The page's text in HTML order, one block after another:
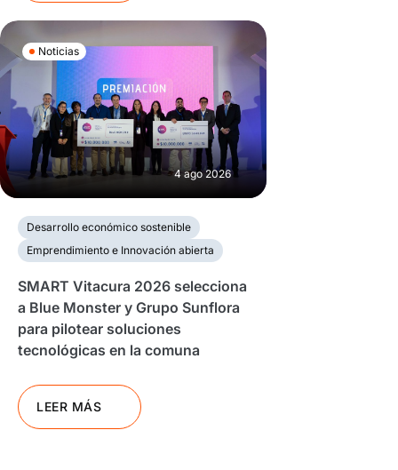
Noticias
4 ago 2026
Desarrollo económico sostenible
Emprendimiento e Innovación abierta
SMART Vitacura 2026 selecciona
a Blue Monster y Grupo Sunflora
para pilotear soluciones
tecnológicas en la comuna
LEER MÁS